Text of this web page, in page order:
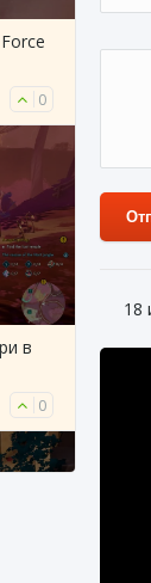
0
в
0
18